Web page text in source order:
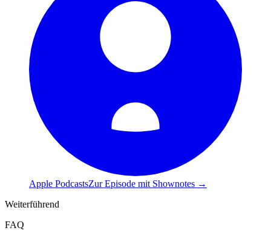
Apple PodcastsZur Episode mit Shownotes →
Weiterführend
FAQ